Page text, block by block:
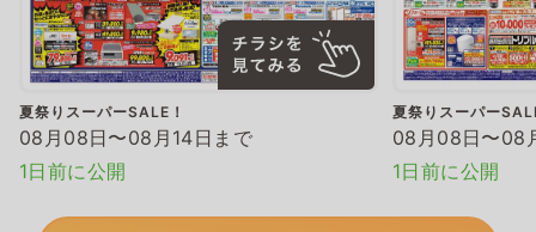
夏祭りスーパーSALE！
08月08日〜08月14日まで
1日前に公開
夏祭りスーパー
08月08日〜08
1日前に公開